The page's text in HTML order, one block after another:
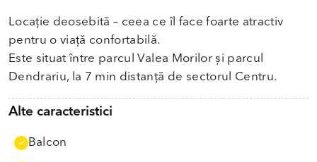
Locație deosebită – ceea ce îl face foarte atractiv
pentru o viață confortabilă.
Este situat între parcul Valea Morilor și parcul
Dendrariu, la 7 min distanță de sectorul Centru.
Alte caracteristici
Balcon